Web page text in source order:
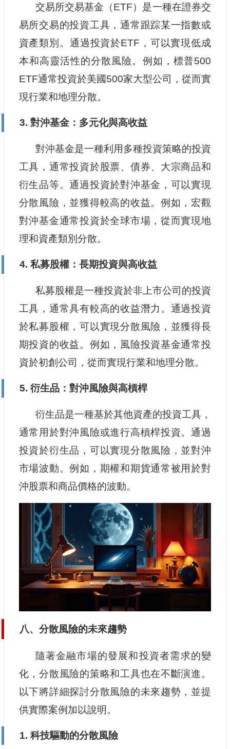
交易所交易基金（ETF）是一種在證券交
易所交易的投資工具，通常跟踪某一指數或
資產類別。通過投資於ETF，可以實現低成
本和高靈活性的分散風險。例如，標普500
ETF通常投資於美國500家大型公司，從而實
現行業和地理分散。
3. 對沖基金：多元化與高收益
對沖基金是一種利用多種投資策略的投資
工具，通常投資於股票、債券、大宗商品和
衍生品等。通過投資於對沖基金，可以實現
分散風險，並獲得較高的收益。例如，宏觀
對沖基金通常投資於全球市場，從而實現地
理和資產類別分散。
4. 私募股權：長期投資與高收益
私募股權是一種投資於非上市公司的投資
工具，通常具有較高的收益潛力。通過投資
於私募股權，可以實現分散風險，並獲得長
期投資的收益。例如，風險投資基金通常投
資於初創公司，從而實現行業和地理分散。
5. 衍生品：對沖風險與高槓桿
衍生品是一種基於其他資產的投資工具，
通常用於對沖風險或進行高槓桿投資。通過
投資於衍生品，可以實現分散風險，並對沖
市場波動。例如，期權和期貨通常被用於對
沖股票和商品價格的波動。
八、分散風險的未來趨勢
隨著金融市場的發展和投資者需求的變
化，分散風險的策略和工具也在不斷演進。
以下將詳細探討分散風險的未來趨勢，並提
供實際案例加以說明。
1. 科技驅動的分散風險